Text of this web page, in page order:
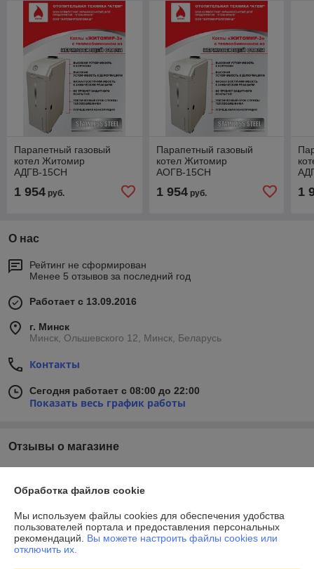
Парапетный газовый
котел Житомир
АДГВ-15СН
1 954 руб.
Парапетный газовый
котел Житомир
АОГВ-15СН
1 954руб. 1
О нас
Рейтинг не сформирован
Менее 5 отзывов за последний год
Работает с 13.09.2016
г. Минск
Минск, Ольшевского 12, Минск, Беларусь
Контакты
Сегодня работает с 08:00 до 22:00
Показать весь график работы
Отзывы о магазине
О нас
Контакты
Обработка файлов cookie
Мы используем файлы cookies для обеспечения удобства
пользователей портала и предоставления персональных
рекомендаций. Вы можете настроить файлы cookies или
отключить их.